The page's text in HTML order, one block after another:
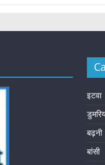
इटवा
बढ़नी
बांसी